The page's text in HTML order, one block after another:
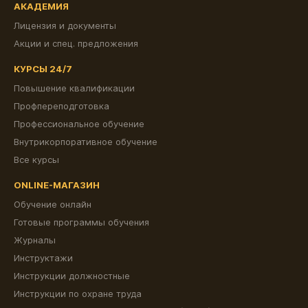
АКАДЕМИЯ
Лицензия и документы
Акции и спец. предложения
КУРСЫ 24/7
Повышение квалификации
Профпереподготовка
Профессиональное обучение
Внутрикорпоративное обучение
Все курсы
ONLINE-МАГАЗИН
Обучение онлайн
Готовые программы обучения
Журналы
Инструктажи
Инструкции должностные
Инструкции по охране труда